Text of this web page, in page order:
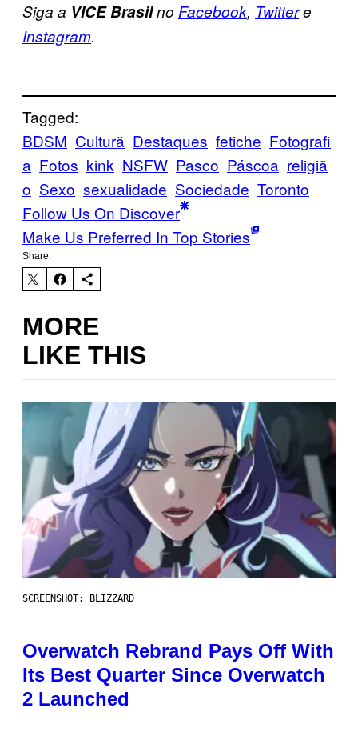
Siga a VICE Brasilno Facebook, Twittere
Instagram.
Tagged:
BDSM Cultură Destaques fetiche Fotografi
a Fotos kink NSFW Pasco Páscoa religiã
o Sexo sexualidade Sociedade Toronto
Follow Us On Discover
Make Us Preferred In Top Stories
Share:
MORE
LIKE THIS
SCREENSHOT: BLIZZARD
Overwatch Rebrand Pays Off With
Its Best Quarter Since Overwatch
2 Launched